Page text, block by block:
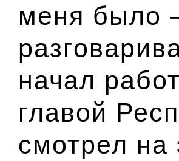
меня было
начал
главой
смотрел на